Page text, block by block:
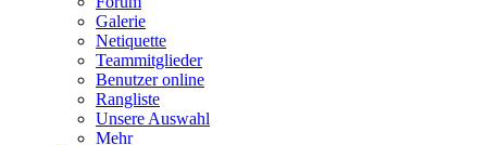
Galerie
Netiquette
Teammitglieder
Benutzer online
Rangliste
Unsere Auswahl
Mehr